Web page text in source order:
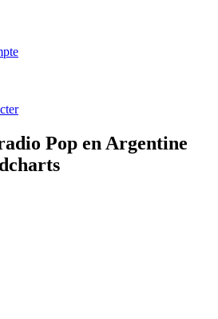
Pop en Argentine